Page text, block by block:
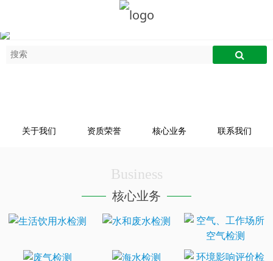
关于我们 资质荣誉 核心业务 联系我们
Business
核心业务